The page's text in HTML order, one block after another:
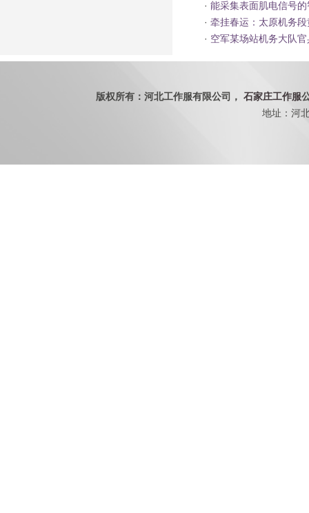
· 能采集表面肌电信号
· 牵挂春运：太原机务
· 空军某场站机务大队
版权所有：河北工作服有限公司， 石家庄工作服
地址：河